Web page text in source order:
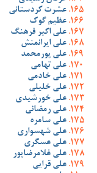
عشرت کردستانی
عظیم گوک
علی اکبر فرهنگ
علی ایرانمنش
علی پورمحمد
علی تهامی
علی خادمی
علی خلیلی
علی خورشیدی
علی رمضانی
علی سامره
علی شهسواری
علی عسگری
علی غلامرضاپور
علی قرایی